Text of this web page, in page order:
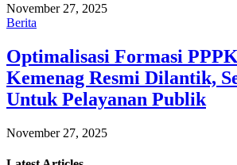
November 27, 2025
Berita
Optimalisasi Formasi
Kemenag Resmi Dilantik,
Untuk Pelayanan Publik
November 27, 2025